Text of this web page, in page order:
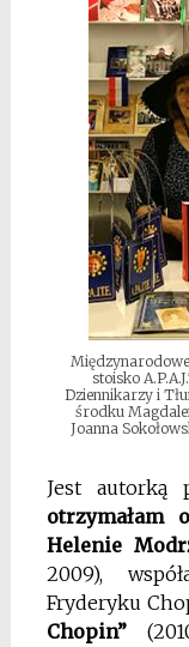
stoisko
Dziennikarzy i
środku
Joanna
Jest autorką
otrzymałam
Helenie
2009), w
Fryderyku
Chopin”